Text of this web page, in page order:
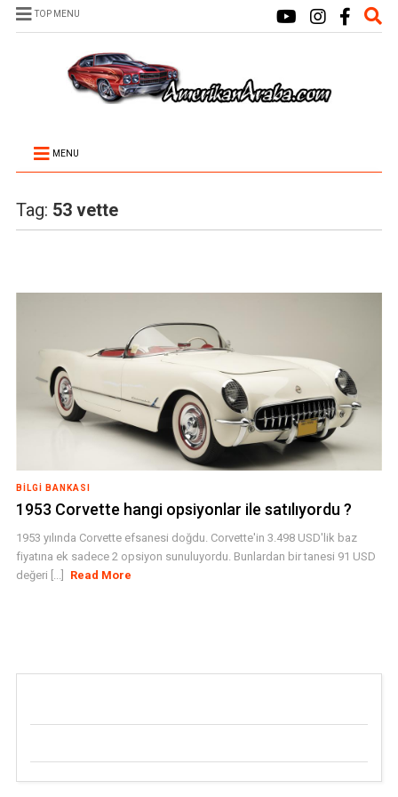
TOP MENU
MENU
Tag: 53 vette
BILGI BANKASI
1953 Corvette hangi opsiyonlar ile satılıyordu ?
1953 yılında Corvette efsanesi doğdu. Corvette'in 3.498 USD'lik baz
fiyatına ek sadece 2 opsiyon sunuluyordu. Bunlardan bir tanesi 91 USD
değeri [...]
Read More